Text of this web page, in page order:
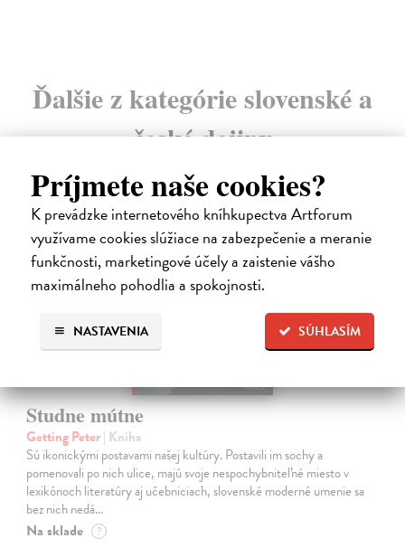
Príjmete naše cookies?
K prevádzke internetového kníhkupectva Artforum
využívame cookies slúžiace na zabezpečenie a meranie
funkčnosti, marketingové účely a zaistenie vášho
maximálneho pohodlia a spokojnosti.
SÚHLASÍM
NASTAVENIA
Ďalšie z kategórie slovenské a
české dejiny
na sklade
Studne mútne
Getting Peter| Kniha
Sú ikonickými postavami našej kultúry. Postavili im sochy a
pomenovali po nich ulice, majú svoje nespochybniteľné miesto v
lexikónoch literatúry aj učebniciach, slovenské moderné umenie sa
bez nich nedá…
Na sklade ?